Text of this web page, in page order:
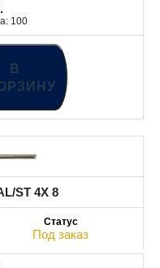
100
В
ST 4X 8
Под заказ